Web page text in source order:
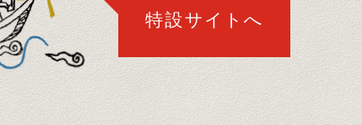
特設サイトへ